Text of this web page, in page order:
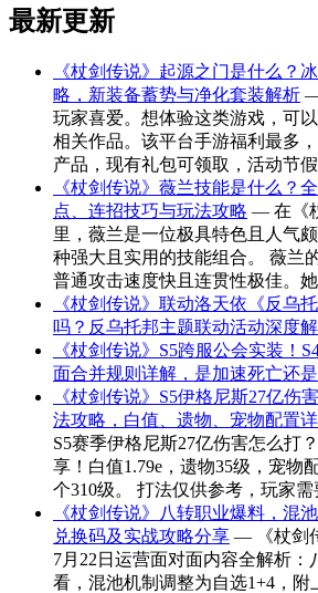
最新更新
《杖剑传说》起源之门是什么？
略，新装备蓄势与净化套装解析 —
玩家喜爱。想体验这类游戏，可
相关作品。该平台手游福利最多
产品，现有礼包可领取，活动节
《杖剑传说》薇兰技能是什么？
点、连招技巧与玩法攻略 — 在《
里，薇兰是一位极具特色且人气
种强大且实用的技能组合。 薇兰
普通攻击速度快且连贯性极佳。
《杖剑传说》联动洛天依《反乌
吗？反乌托邦主题联动活动深度
《杖剑传说》S5跨服公会实装！
面合并规则详解，是加速死亡还
《杖剑传说》S5伊格尼斯27亿伤
法攻略，白值、遗物、宠物配置
S5赛季伊格尼斯27亿伤害怎么打
享！白值1.79e，遗物35级，宠物
个310级。 打法仅供参考，玩家
《杖剑传说》八转职业爆料，混
兑换码及实战攻略分享 — 《杖剑
7月22日运营面对面内容全解析：
看，混池机制调整为自选1+4，附